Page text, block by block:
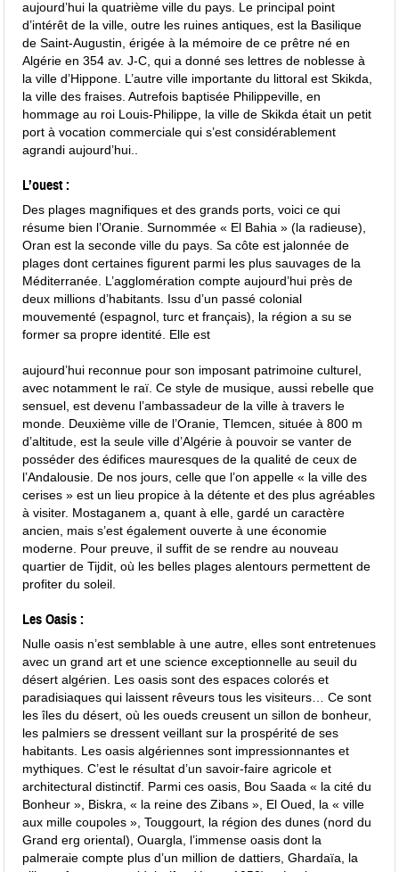
aujourd’hui la quatrième ville du pays. Le principal point
d’intérêt de la ville, outre les ruines antiques, est la Basilique
de Saint-Augustin, érigée à la mémoire de ce prêtre né en
Algérie en 354 av. J-C, qui a donné ses lettres de noblesse à
la ville d’Hippone. L’autre ville importante du littoral est Skikda,
la ville des fraises. Autrefois baptisée Philippeville, en
hommage au roi Louis-Philippe, la ville de Skikda était un petit
port à vocation commerciale qui s’est considérablement
agrandi aujourd’hui..
L’ouest :
Des plages magnifiques et des grands ports, voici ce qui
résume bien l’Oranie. Surnommée « El Bahia » (la radieuse),
Oran est la seconde ville du pays. Sa côte est jalonnée de
plages dont certaines figurent parmi les plus sauvages de la
Méditerranée. L’agglomération compte aujourd’hui près de
deux millions d’habitants. Issu d’un passé colonial
mouvementé (espagnol, turc et français), la région a su se
former sa propre identité. Elle est
aujourd’hui reconnue pour son imposant patrimoine culturel,
avec notamment le raï. Ce style de musique, aussi rebelle que
sensuel, est devenu l’ambassadeur de la ville à travers le
monde. Deuxième ville de l’Oranie, Tlemcen, située à 800 m
d’altitude, est la seule ville d’Algérie à pouvoir se vanter de
posséder des édifices mauresques de la qualité de ceux de
l’Andalousie. De nos jours, celle que l’on appelle « la ville des
cerises » est un lieu propice à la détente et des plus agréables
à visiter. Mostaganem a, quant à elle, gardé un caractère
ancien, mais s’est également ouverte à une économie
moderne. Pour preuve, il suffit de se rendre au nouveau
quartier de Tijdit, où les belles plages alentours permettent de
profiter du soleil.
Les Oasis :
Nulle oasis n’est semblable à une autre, elles sont entretenues
avec un grand art et une science exceptionnelle au seuil du
désert algérien. Les oasis sont des espaces colorés et
paradisiaques qui laissent rêveurs tous les visiteurs… Ce sont
les îles du désert, où les oueds creusent un sillon de bonheur,
les palmiers se dressent veillant sur la prospérité de ses
habitants. Les oasis algériennes sont impressionnantes et
mythiques. C’est le résultat d’un savoir-faire agricole et
architectural distinctif. Parmi ces oasis, Bou Saada « la cité du
Bonheur », Biskra, « la reine des Zibans », El Oued, la « ville
aux mille coupoles », Touggourt, la région des dunes (nord du
Grand erg oriental), Ouargla, l’immense oasis dont la
palmeraie compte plus d’un million de dattiers, Ghardaïa, la